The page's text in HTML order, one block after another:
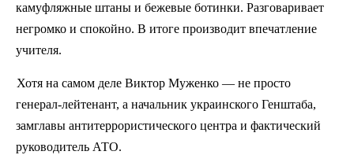
камуфляжные штаны и бежевые ботинки. Разговаривает
негромко и спокойно. В итоге производит впечатление
учителя.
Хотя на самом деле Виктор Муженко — не просто
генерал-лейтенант, а начальник украинского Генштаба,
замглавы антитеррористического центра и фактический
руководитель АТО.